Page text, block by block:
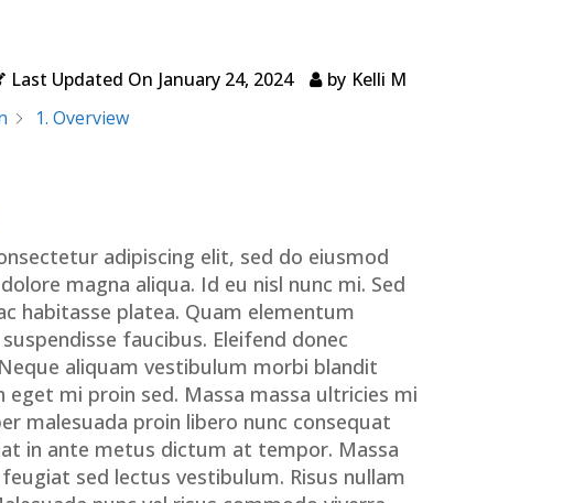
Last Updated On January 24, 2024 by Kelli M
1. Overview
adipiscing elit, sed do eiusmod
magna aliqua. Id eu nisl nunc mi. Sed
habitasse platea. Quam elementum
faucibus. Eleifend donec
aliquam vestibulum morbi blandit
eget mi proin sed. Massa massa ultricies mi
malesuada proin libero nunc consequat
in ante metus dictum at tempor. Massa
sed lectus vestibulum. Risus nullam